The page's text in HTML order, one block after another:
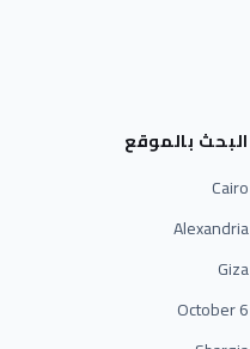
البحث بالموقع
Cairo
Alexandria
Giza
6 October